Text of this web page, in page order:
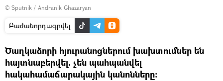
© Sputnik / Andranik Ghazaryan
Բաժանորդագրվել
Ծաղկաձորի հյուրանոցներում խախտումներ են
հայտնաբերվել. չեն պահպանվել
հակահամաճարակային կանոնները։